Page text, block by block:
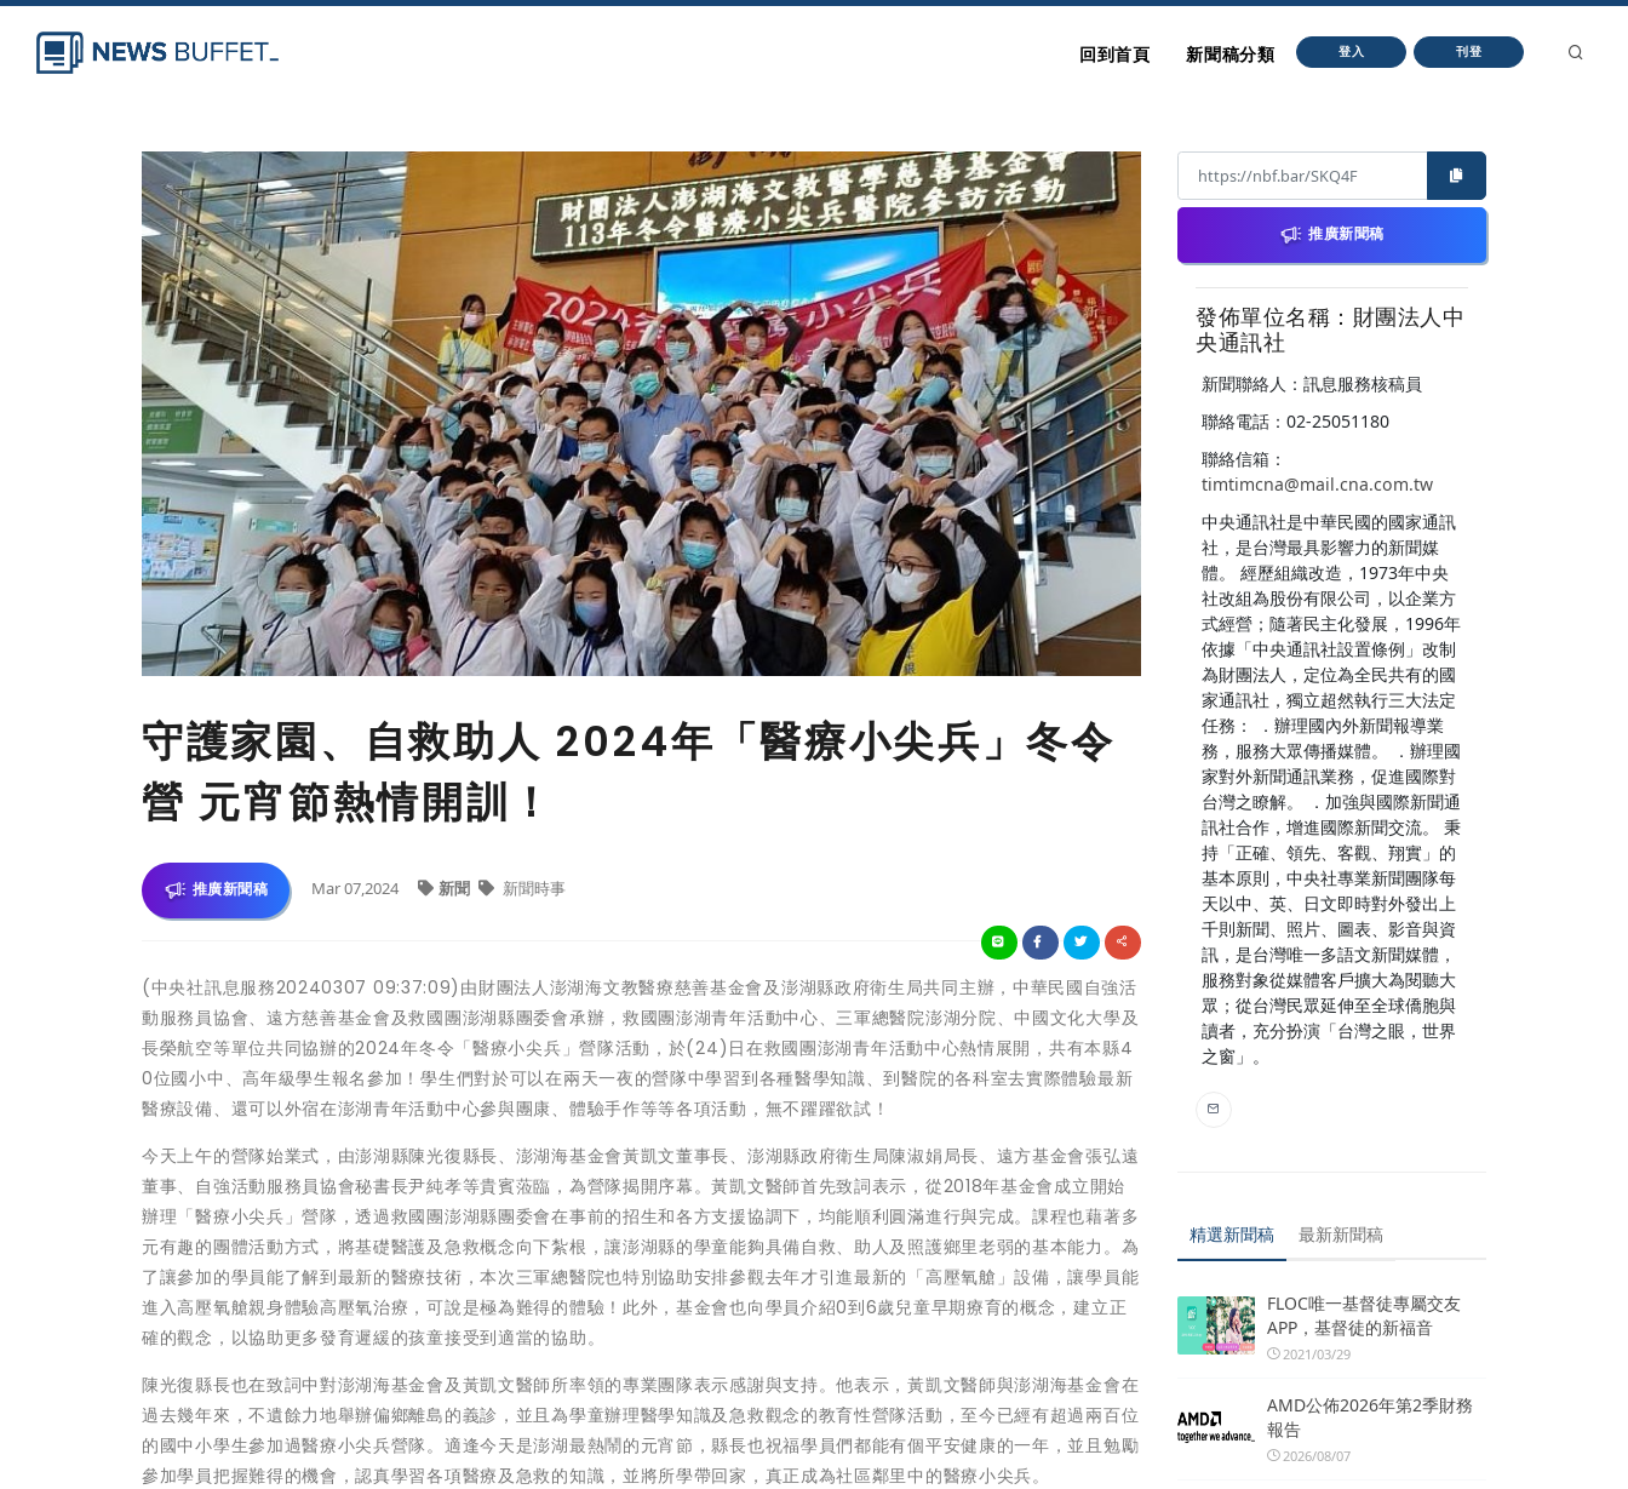
回到首頁 新聞稿分類 登入 刊登
守護家園、自救助人 2024年「醫療小尖兵」冬令
營 元宵節熱情開訓！
推廣新聞稿 Mar 07,2024 新聞 新聞時事
(中央社訊息服務20240307 09:37:09)由財團法人澎湖海文教醫療慈善基金會及澎湖縣政府衛生局共同主辦，中華民國自強活
動服務員協會、遠方慈善基金會及救國團澎湖縣團委會承辦，救國團澎湖青年活動中心、三軍總醫院澎湖分院、中國文化大學及
長榮航空等單位共同協辦的2024年冬令「醫療小尖兵」營隊活動，於(24)日在救國團澎湖青年活動中心熱情展開，共有本縣4
0位國小中、高年級學生報名參加！學生們對於可以在兩天一夜的營隊中學習到各種醫學知識、到醫院的各科室去實際體驗最新
醫療設備、還可以外宿在澎湖青年活動中心參與團康、體驗手作等等各項活動，無不躍躍欲試！
今天上午的營隊始業式，由澎湖縣陳光復縣長、澎湖海基金會黃凱文董事長、澎湖縣政府衛生局陳淑娟局長、遠方基金會張弘遠
董事、自強活動服務員協會秘書長尹純孝等貴賓蒞臨，為營隊揭開序幕。黃凱文醫師首先致詞表示，從2018年基金會成立開始
辦理「醫療小尖兵」營隊，透過救國團澎湖縣團委會在事前的招生和各方支援協調下，均能順利圓滿進行與完成。課程也藉著多
元有趣的團體活動方式，將基礎醫護及急救概念向下紮根，讓澎湖縣的學童能夠具備自救、助人及照護鄉里老弱的基本能力。為
了讓參加的學員能了解到最新的醫療技術，本次三軍總醫院也特別協助安排參觀去年才引進最新的「高壓氧艙」設備，讓學員能
進入高壓氧艙親身體驗高壓氧治療，可說是極為難得的體驗！此外，基金會也向學員介紹0到6歲兒童早期療育的概念，建立正
確的觀念，以協助更多發育遲緩的孩童接受到適當的協助。
陳光復縣長也在致詞中對澎湖海基金會及黃凱文醫師所率領的專業團隊表示感謝與支持。他表示，黃凱文醫師與澎湖海基金會在
過去幾年來，不遺餘力地舉辦偏鄉離島的義診，並且為學童辦理醫學知識及急救觀念的教育性營隊活動，至今已經有超過兩百位
的國中小學生參加過醫療小尖兵營隊。適逢今天是澎湖最熱鬧的元宵節，縣長也祝福學員們都能有個平安健康的一年，並且勉勵
參加學員把握難得的機會，認真學習各項醫療及急救的知識，並將所學帶回家，真正成為社區鄰里中的醫療小尖兵。
推廣新聞稿
發佈單位名稱：財團法人中
央通訊社
新聞聯絡人：訊息服務核稿員
聯絡電話：02-25051180
聯絡信箱：
timtimcna@mail.cna.com.tw
中央通訊社是中華民國的國家通訊
社，是台灣最具影響力的新聞媒
體。 經歷組織改造，1973年中央
社改組為股份有限公司，以企業方
式經營；隨著民主化發展，1996年
依據「中央通訊社設置條例」改制
為財團法人，定位為全民共有的國
家通訊社，獨立超然執行三大法定
任務： ．辦理國內外新聞報導業
務，服務大眾傳播媒體。 ．辦理國
家對外新聞通訊業務，促進國際對
台灣之瞭解。 ．加強與國際新聞通
訊社合作，增進國際新聞交流。 秉
持「正確、領先、客觀、翔實」的
基本原則，中央社專業新聞團隊每
天以中、英、日文即時對外發出上
千則新聞、照片、圖表、影音與資
訊，是台灣唯一多語文新聞媒體，
服務對象從媒體客戶擴大為閱聽大
眾；從台灣民眾延伸至全球僑胞與
讀者，充分扮演「台灣之眼，世界
之窗」。
精選新聞稿 最新新聞稿
FLOC唯一基督徒專屬交友
APP，基督徒的新福音
2021/03/29
AMD公佈2026年第2季財務
報告
2026/08/07